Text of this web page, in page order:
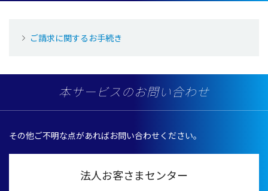
ご請求に関するお手続き
本サービスのお問い合わせ
その他ご不明な点があればお問い合わせください。
法人お客さまセンター